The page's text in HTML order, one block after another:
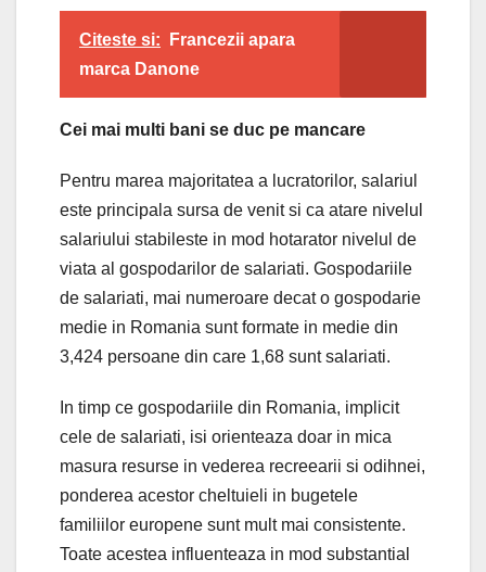
Citeste si:
Francezii apara
marca Danone
Cei mai multi bani se duc pe mancare
Pentru marea majoritatea a lucratorilor, salariul
este principala sursa de venit si ca atare nivelul
salariului stabileste in mod hotarator nivelul de
viata al gospodarilor de salariati. Gospodariile
de salariati, mai numeroare decat o gospodarie
medie in Romania sunt formate in medie din
3,424 persoane din care 1,68 sunt salariati.
In timp ce gospodariile din Romania, implicit
cele de salariati, isi orienteaza doar in mica
masura resurse in vederea recreearii si odihnei,
ponderea acestor cheltuieli in bugetele
familiilor europene sunt mult mai consistente.
Toate acestea influenteaza in mod substantial